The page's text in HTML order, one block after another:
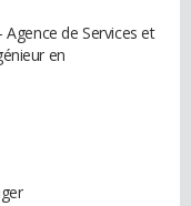
de Services et
en